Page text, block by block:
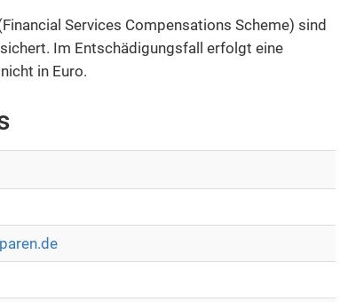
Services Compensations Scheme) sind
Im Entschädigungsfall erfolgt eine
in Euro.